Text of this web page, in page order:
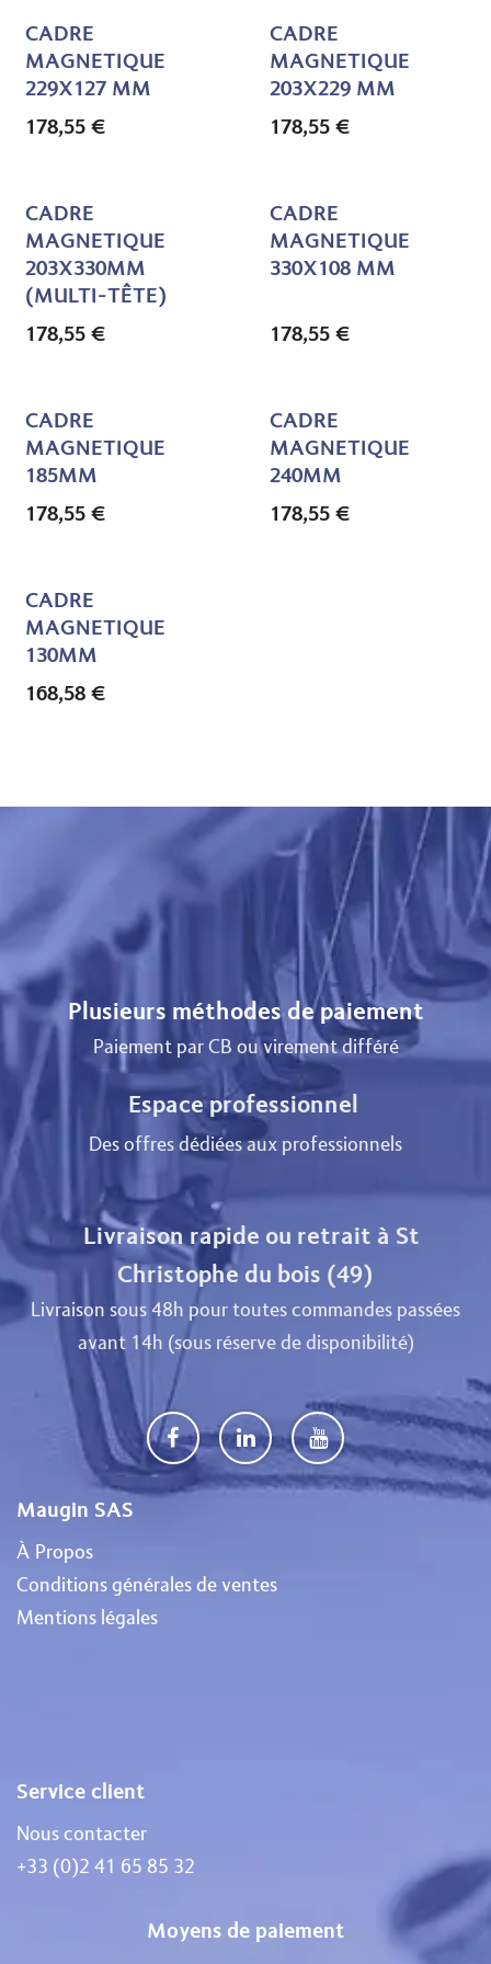
CADRE
MAGNETIQUE
229X127 MM
178,55 €
CADRE
MAGNETIQUE
203X229 MM
178,55€
CADRE
MAGNETIQUE
203X330MM
(MULTI-TÊTE)
178,55 €
CADRE
MAGNETIQUE
330X108 MM
178,55€
CADRE
MAGNETIQUE
185MM
178,55 €
CADRE
MAGNETIQUE
240MM
178,55€
CADRE
MAGNETIQUE
130MM
168,58 €
Plusieurs méthodes de paiement
Paiement par CB ou virement différé
Espace professionnel
Des offres dédiées aux professionnels
Livraison rapide ou retrait à St
Christophe du bois (49)
Livraison sous 48h pour toutes commandes passées
avant 14h (sous réserve de disponibilité)
Maugin SAS
À Propos
Conditions générales de ventes
Mentions légales
Service client
Nous contacter
+33 (0)2 41 65 85 32
Moyens de paiement